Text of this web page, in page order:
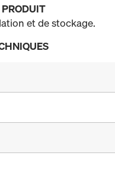
et de stockage.